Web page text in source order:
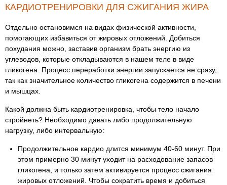
КАРДИОТРЕНИРОВКИ ДЛЯ СЖИГАНИЯ ЖИРА
Отдельно остановимся на видах физической активности,
помогающих избавиться от жировых отложений. Добиться
похудания можно, заставив организм брать энергию из
углеводов, которые откладываются в нашем теле в виде
гликогена. Процесс переработки энергии запускается не сразу,
так как значительное количество гликогена содержится в печени
и мышцах.
Какой должна быть кардиотренировка, чтобы тело начало
стройнеть? Необходимо давать либо продолжительную
нагрузку, либо интервальную:
Продолжительное кардио длится минимум 40-60 минут. При
этом примерно 30 минут уходит на расходование запасов
гликогена, и только затем активируется процесс сжигания
жировых отложений. Чтобы сократить время и добиться